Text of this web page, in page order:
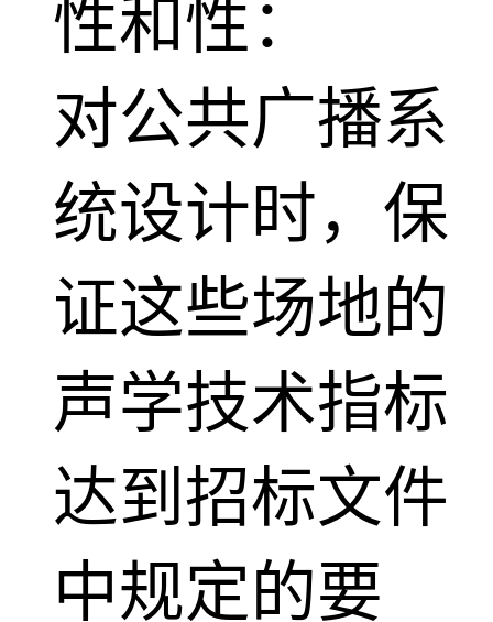
性和性：
对公共广播系
统设计时，保
证这些场地的
声学技术指标
达到招标文件
中规定的要